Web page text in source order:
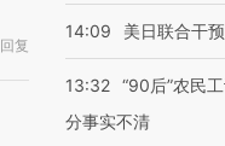
回复
14:09 美日联合干
13:32 “90后”农民
分事实不清